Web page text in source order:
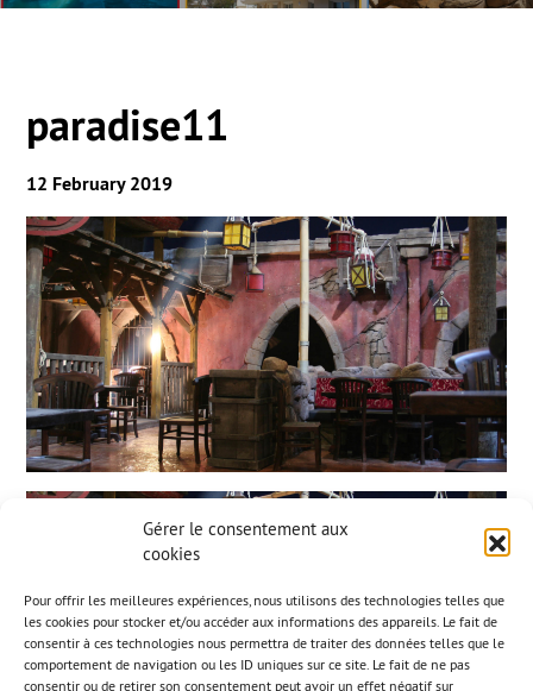
Gérer le consentement aux
cookies
Pour offrir les meilleures expériences, nous utilisons des technologies telles que
les cookies pour stocker et/ou accéder aux informations des appareils. Le fait de
consentir à ces technologies nous permettra de traiter des données telles que le
comportement de navigation ou les ID uniques sur ce site. Le fait de ne pas
consentir ou de retirer son consentement peut avoir un effet négatif sur
paradise11
12 February 2019